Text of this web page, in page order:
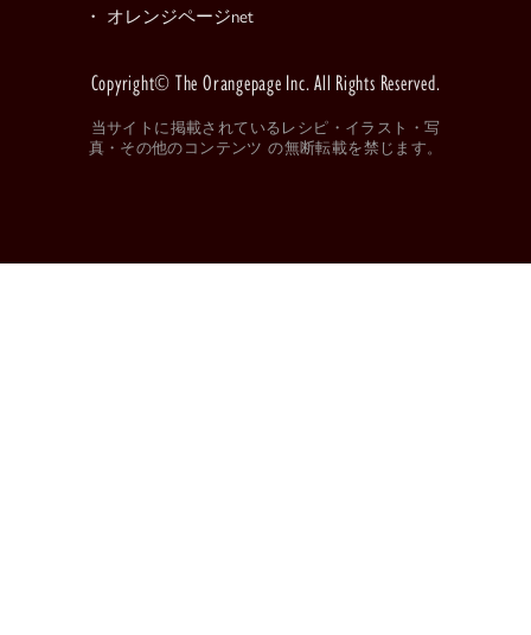
・ オレンジページnet
Copyright© The Orangepage Inc. All Rights Reserved.
当サイトに掲載されているレシピ・イラスト・写
真・その他のコンテンツ の無断転載を禁じます。